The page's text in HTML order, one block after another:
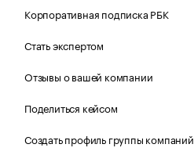
Корпоративная подписка РБК
Стать экспертом
Отзывы о вашей компании
Поделиться кейсом
Создать профиль группы компаний